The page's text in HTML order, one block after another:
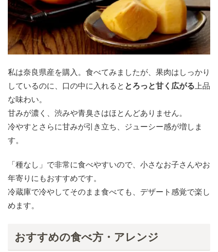
私は奈良県産を購入。食べてみましたが、果肉はしっかり
しているのに、口の中に入れると とろっと甘く広がる 上品
な味わい。
甘みが濃く、渋みや青臭さはほとんどありません。
冷やすとさらに甘みが引き立ち、ジューシー感が増しま
す。
「種なし」で非常に食べやすいので、小さなお子さんやお
年寄りにもおすすめです。
冷蔵庫で冷やしてそのまま食べても、デザート感覚で楽し
めます。
おすすめの食べ方・アレンジ